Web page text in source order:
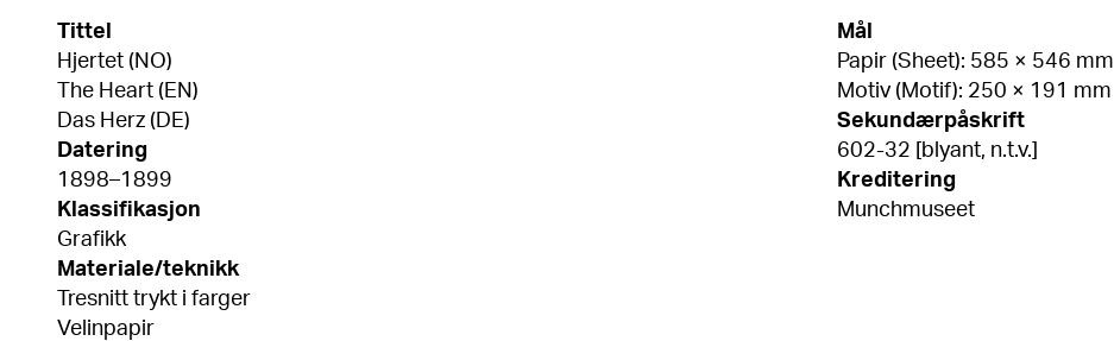
Tittel
Hjertet (NO)
The Heart (EN)
Das Herz (DE)
Datering
1898–1899
Klassifikasjon
Grafikk
Materiale/teknikk
Tresnitt trykt i farger
Velinpapir
Mål
Papir (Sheet): 585 × 546 mm
Motiv (Motif): 250 × 191 mm
Sekundærpåskrift
602-32 [blyant, n.t.v.]
Kreditering
Munchmuseet